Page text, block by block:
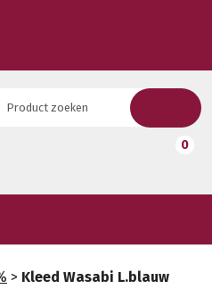
0
> Kleed Wasabi L.blauw